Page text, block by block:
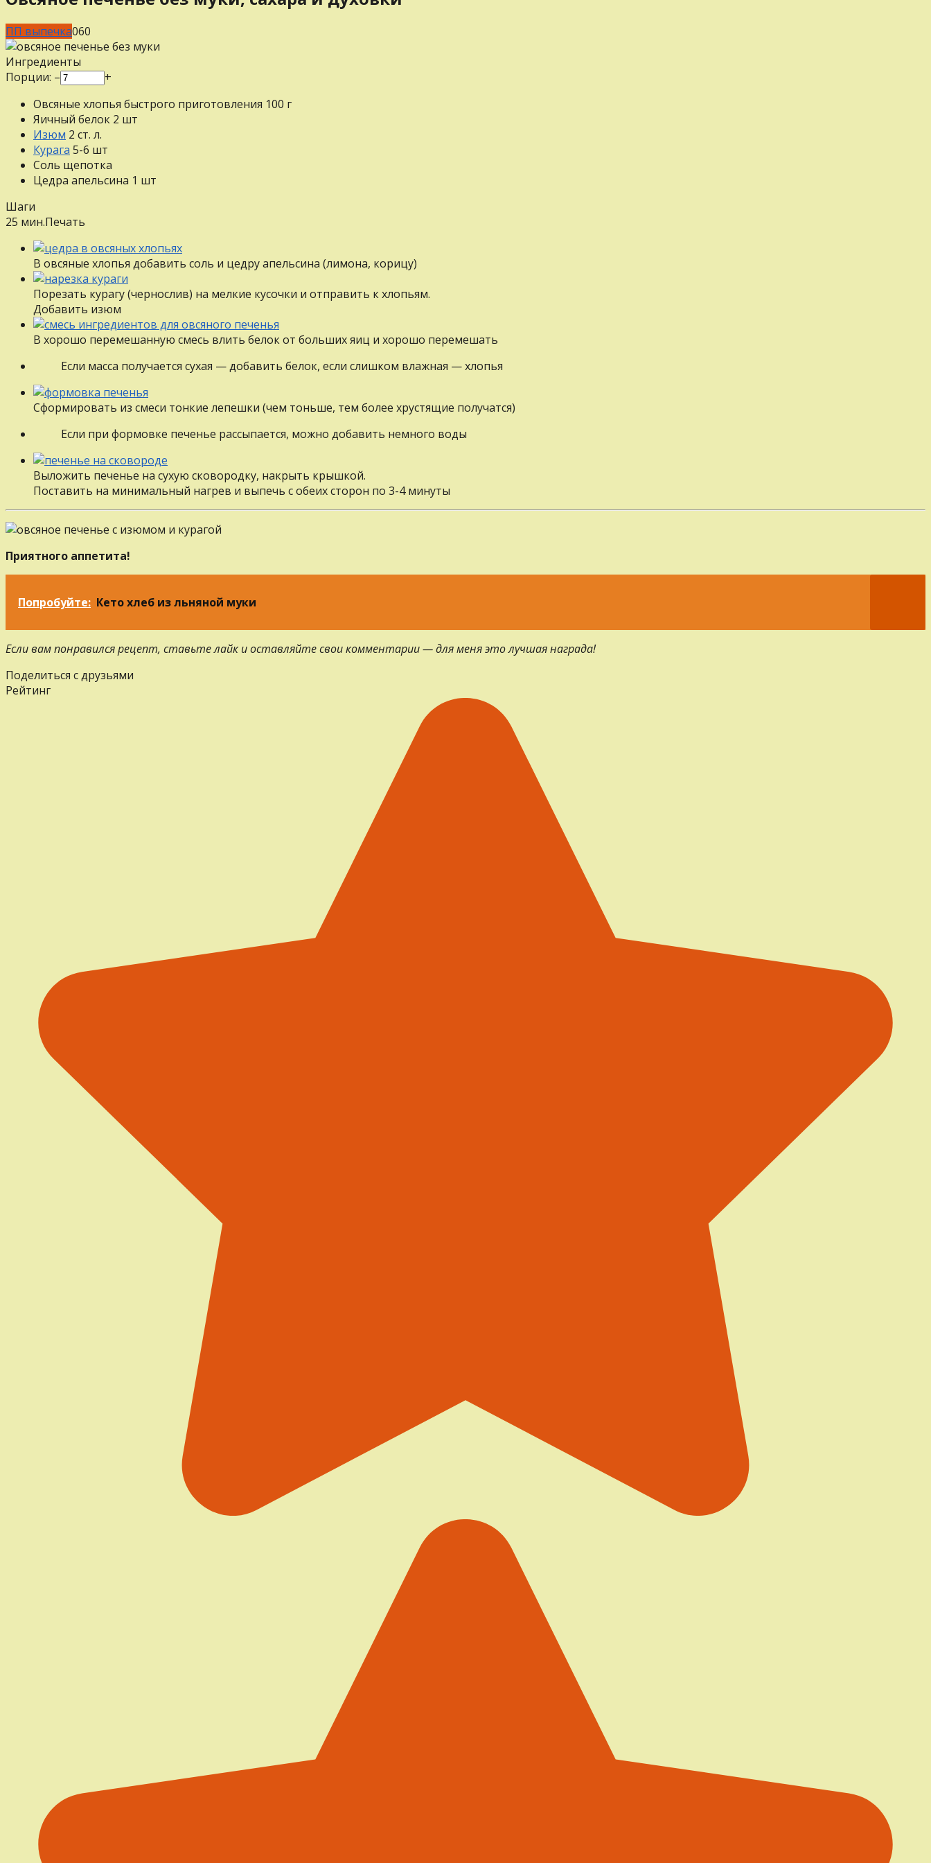
ПП выпечка060
Ингредиенты
Порции: –
+
Овсяные хлопья быстрого приготовления 100 г
Яичный белок 2 шт
Изюм 2 ст. л.
Курага 5-6 шт
Соль щепотка
Цедра апельсина 1 шт
Шаги
25 мин.Печать
В овсяные хлопья добавить соль и цедру апельсина (лимона, корицу)
Порезать курагу (чернослив) на мелкие кусочки и отправить к хлопьям.
Добавить изюм
В хорошо перемешанную смесь влить белок от больших яиц и хорошо перемешать
Если масса получается сухая — добавить белок, если слишком влажная — хлопья
Сформировать из смеси тонкие лепешки (чем тоньше, тем более хрустящие получатся)
Если при формовке печенье рассыпается, можно добавить немного воды
Выложить печенье на сухую сковородку, накрыть крышкой.
Поставить на минимальный нагрев и выпечь с обеих сторон по 3-4 минуты
Приятного аппетита!
Попробуйте: Кето хлеб из льняной муки
Если вам понравился рецепт, ставьте лайк и оставляйте свои комментарии — для меня это лучшая награда!
Поделиться с друзьями
Рейтинг